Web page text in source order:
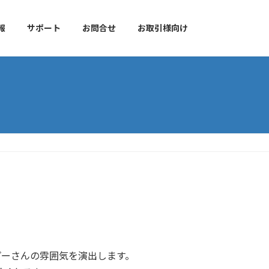
サポート お問合せ お取引様向け
さんの雰囲気を演出します。